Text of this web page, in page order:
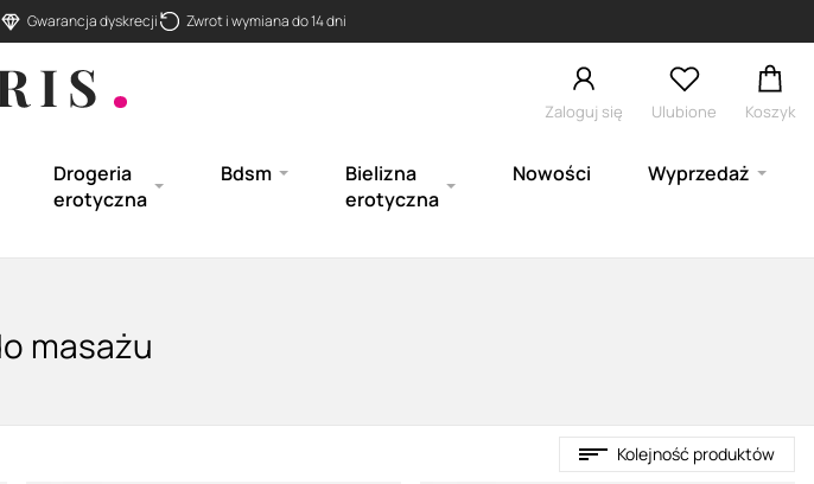
Gwarancja dyskrecji Zwrot i wymiana do 14 dni
Zaloguj się Ulubione Koszyk
Drogeria
erotyczna
Bdsm
Bielizna
erotyczna
Nowości Wyprzedaż
masażu
Kolejność produktów